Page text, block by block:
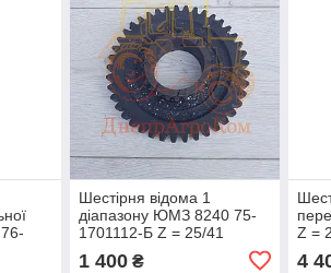
Шестірня відома 1
діапазону ЮМЗ 8240 75-
1701112-Б Z = 25/41
1 400₴
Z =
4